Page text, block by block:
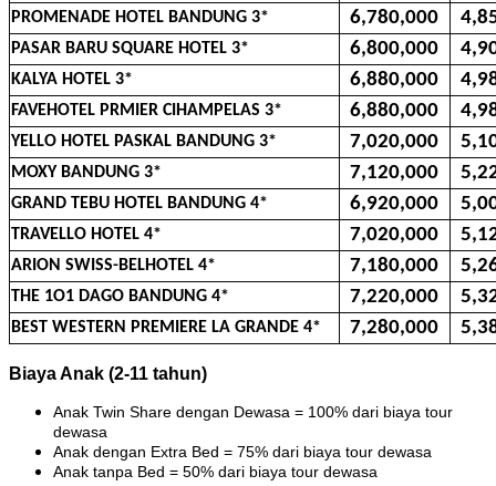
PROMENADE HOTEL BANDUNG 3* 6,780,000
PASAR BARU SQUARE HOTEL 3* 6,800,000
KALYA HOTEL 3* 6,880,000
FAVEHOTEL PRMIER CIHAMPELAS 3* 6,880,000
YELLO HOTEL PASKAL BANDUNG 3* 7,020,000
MOXY BANDUNG 3* 7,120,000
GRAND TEBU HOTEL BANDUNG 4* 6,920,000
TRAVELLO HOTEL 4* 7,020,000
ARION SWISS-BELHOTEL 4* 7,180,000
THE 1O1 DAGO BANDUNG 4* 7,220,000
BEST WESTERN PREMIERE LA GRANDE 4* 7,280,000
Biaya Anak (2-11 tahun)
Anak Twin Share dengan Dewasa = 100% dari biaya tour
dewasa
Anak dengan Extra Bed = 75% dari biaya tour dewasa
Anak tanpa Bed = 50% dari biaya tour dewasa